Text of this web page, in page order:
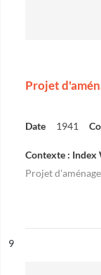
Projet
Date 1941
Contexte : Index
Projet
n°
9